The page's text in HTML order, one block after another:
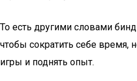
То есть другими словами
чтобы сократить себе время,
игры и поднять опыт.